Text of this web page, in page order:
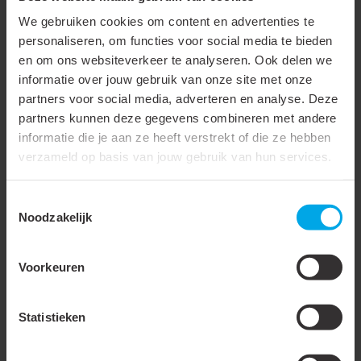
We gebruiken cookies om content en advertenties te
personaliseren, om functies voor social media te bieden
en om ons websiteverkeer te analyseren. Ook delen we
informatie over jouw gebruik van onze site met onze
partners voor social media, adverteren en analyse. Deze
partners kunnen deze gegevens combineren met andere
informatie die je aan ze heeft verstrekt of die ze hebben
verzameld op basis van jouw gebruik van hun services.
Noodzakelijk
Voorkeuren
Statistieken
Materiaal
Kunststof
Hoogte
14 mm
Breedte
15 mm
Diepte
8 mm
Temperatuurbereik
-30 - 90 °C
Gerelateerde producten
431220- KEG-UNI-20-